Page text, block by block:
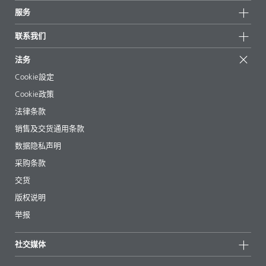
新闻和媒体
地区和分销商
展会和活动
可持续产品
成功案例
EcoVadis
认证
服务
起始配方
文章
电子书
法规事务
助剂指南 App
视频
下载
联系我们
法务
Cookie設定
Cookie政策
法律条款
销售及交货通用条款
数据隐私声明
采购条款
交货
版权说明
举报
社交媒体